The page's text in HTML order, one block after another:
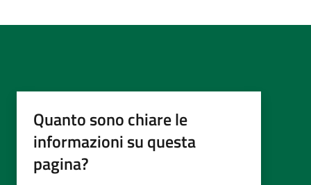
Quanto sono chiare le
informazioni su questa
pagina?